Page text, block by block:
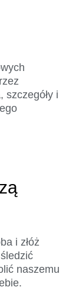
szczegóły i
i złóż
naszemu